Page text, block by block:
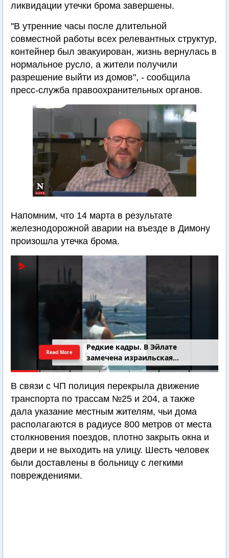
ликвидации утечки брома завершены.
"В утренние часы после длительной
совместной работы всех релевантных структур,
контейнер был эвакуирован, жизнь вернулась в
нормальное русло, а жители получили
разрешение выйти из домов", - сообщила
пресс-служба правоохранительных органов.
Напомним, что 14 марта в результате
железнодорожной аварии на въезде в Димону
произошла утечка брома.
4-летний Юваль Коган найден
добровольцами
Read More
В связи с ЧП полиция перекрыла движение
транспорта по трассам №25 и 204, а также
дала указание местным жителям, чьи дома
располагаются в радиусе 800 метров от места
столкновения поездов, плотно закрыть окна и
двери и не выходить на улицу. Шесть человек
были доставлены в больницу с легкими
повреждениями.